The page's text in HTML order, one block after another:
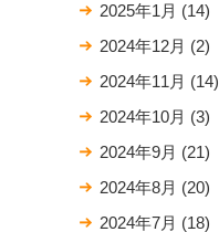
2025年1月 (14)
2024年12月 (2)
2024年11月 (14)
2024年10月 (3)
2024年9月 (21)
2024年8月 (20)
2024年7月 (18)